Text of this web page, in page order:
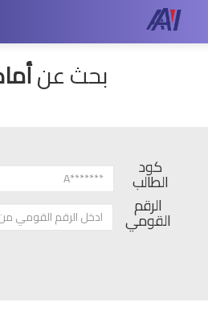
بحث عن
كود
الطالب
الرقم
القومي